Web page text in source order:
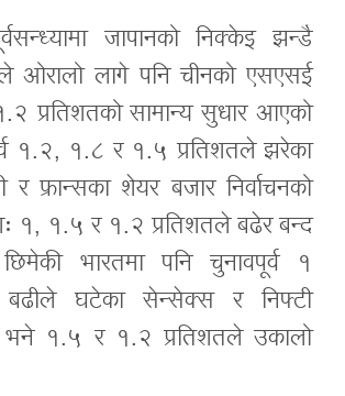
जापानको निक्केइ झन्डै
ओरालो लागे पनि चीनको एसएसई
प्रतिशतको सामान्य सुधार आएको
१.२, १.८ र १.५ प्रतिशतले झरेका
र फ्रान्सका शेयर बजार निर्वाचनको
१, १.५ र १.२ प्रतिशतले बढेर बन्द
भारतमा पनि चुनावपूर्व १
बढीले घटेका सेन्सेक्स र निफ्टी
भने १.५ र १.२ प्रतिशतले उकालो